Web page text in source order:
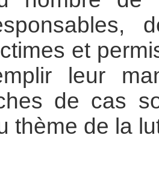
et
leur
de cas
thème de la